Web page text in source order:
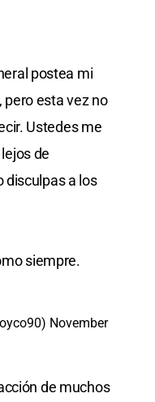
postea mi
pero esta vez no
Ustedes me
de
disculpas a los
siempre.
November
de muchos